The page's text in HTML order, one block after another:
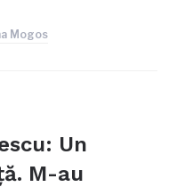
Mogos
Un
M-au